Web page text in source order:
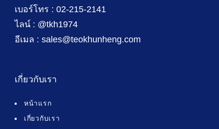
เบอร์โทร : 02-215-2141
ไลน์ : @tkh1974
อีเมล : sales@teokhunheng.com
เกี่ยวกับเรา
หน้าแรก
เกี่ยวกับเรา